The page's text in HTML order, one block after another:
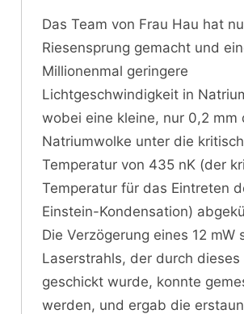
Das Team von Frau Hau hat
Riesensprung gemacht und
Millionenmal geringere
Lichtgeschwindigkeit in
wobei eine kleine, nur 0,2 mm
Natriumwolke unter die
Temperatur von 435 nK (der
Temperatur für das Eintreten
Einstein-Kondensation)
Die Verzögerung eines 12 mW
Laserstrahls, der durch dieses
geschickt wurde, konnte
werden, und ergab die